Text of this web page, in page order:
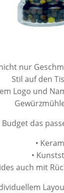
nur
Stil auf den
Logo und
Budget das
•
•
auch mit